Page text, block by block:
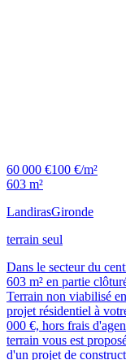
60 000 €100 €/m²
603 m²
LandirasGironde
terrain seul
Dans le secteur du
603 m² en partie
Terrain non viabilisé
projet résidentiel à
000 €, hors frais
terrain vous est
d'un projet de